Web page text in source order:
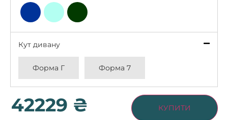
Кут дивану
Форма Г Форма 7
42229 ₴ КУПИТИ